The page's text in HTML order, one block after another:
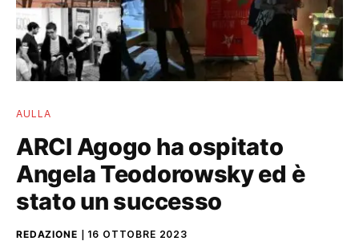
AULLA
ARCI Agogo ha ospitato
Angela Teodorowsky ed è
stato un successo
REDAZIONE 16 OTTOBRE 2023